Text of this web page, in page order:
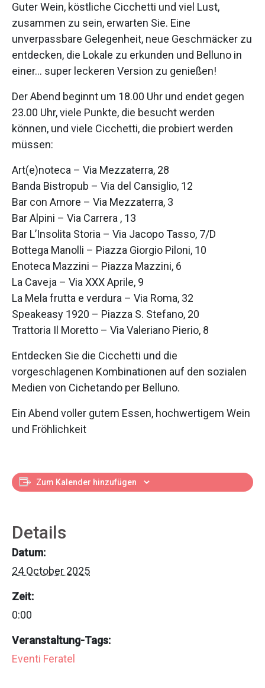
Guter Wein, köstliche Cicchetti und viel Lust,
zusammen zu sein, erwarten Sie. Eine
unverpassbare Gelegenheit, neue Geschmäcker zu
entdecken, die Lokale zu erkunden und Belluno in
einer… super leckeren Version zu genießen!
Der Abend beginnt um 18.00 Uhr und endet gegen
23.00 Uhr, viele Punkte, die besucht werden
können, und viele Cicchetti, die probiert werden
müssen:
Art(e)noteca – Via Mezzaterra, 28
Banda Bistropub – Via del Cansiglio, 12
Bar con Amore – Via Mezzaterra, 3
Bar Alpini – Via Carrera , 13
Bar L’Insolita Storia – Via Jacopo Tasso, 7/D
Bottega Manolli – Piazza Giorgio Piloni, 10
Enoteca Mazzini – Piazza Mazzini, 6
La Caveja – Via XXX Aprile, 9
La Mela frutta e verdura – Via Roma, 32
Speakeasy 1920 – Piazza S. Stefano, 20
Trattoria Il Moretto – Via Valeriano Pierio, 8
Entdecken Sie die Cicchetti und die
vorgeschlagenen Kombinationen auf den sozialen
Medien von Cichetando per Belluno.
Ein Abend voller gutem Essen, hochwertigem Wein
und Fröhlichkeit
Zum Kalender hinzufügen
Details
Datum:
24 October 2025
Zeit:
0:00
Veranstaltung-Tags:
Eventi Feratel